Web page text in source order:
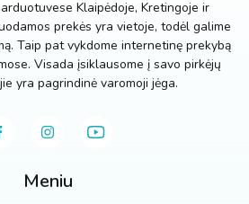
the
product
page
Klaipėdoje, Kretingoje ir
prekės yra vietoje, todėl galime
Taip pat vykdome internetinę prekybą
Visada įsiklausome į savo pirkėjų
yra pagrindinė varomoji jėga.
Meniu